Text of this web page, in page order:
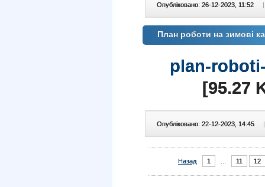
Опубліковано: 26-12-2023, 11:52 |
План роботи на зимові
plan-
[95.27
Опубліковано: 22-12-2023, 14:45 |
Назад 1 11 12